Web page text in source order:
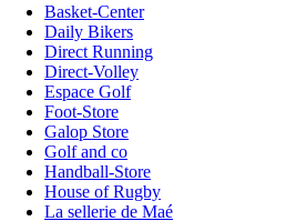
Basket-Center
Daily Bikers
Direct Running
Direct-Volley
Espace Golf
Foot-Store
Galop Store
Golf and co
Handball-Store
House of Rugby
La sellerie de Maé